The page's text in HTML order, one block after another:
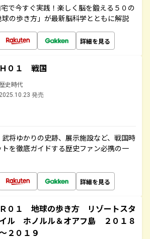
で今すぐ実践！楽しく脳を鍛える５０の
球の歩き方」が最新脳科学とともに解説
詳細を見る
Ｈ０１ 戦国
歴史時代
2025.10.23 発売
将ゆかりの史跡、展示施設など、戦国時
を徹底ガイドする歴史ファン必携の一
詳細を見る
Ｒ０１ 地球の歩き方 リゾートスタ
イル ホノルル＆オアフ島 ２０１８
２０１９